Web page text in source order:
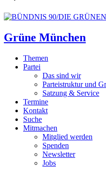
Grüne München
Themen
Partei
Das sind wir
Parteistruktur und
Satzung & Service
Termine
Kontakt
Suche
Mitmachen
Mitglied werden
Spenden
Newsletter
Jobs